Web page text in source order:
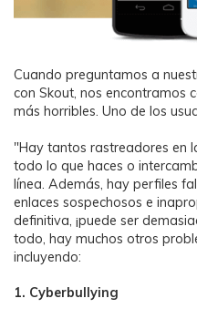
Cuando preguntamos a
con Skout, nos encontramos
más horribles. Uno de los
"Hay tantos rastreadores en
todo lo que haces o
línea. Además, hay perfiles
enlaces sospechosos e
definitiva, ¡puede ser
todo, hay muchos otros
incluyendo:
1. Cyberbullying